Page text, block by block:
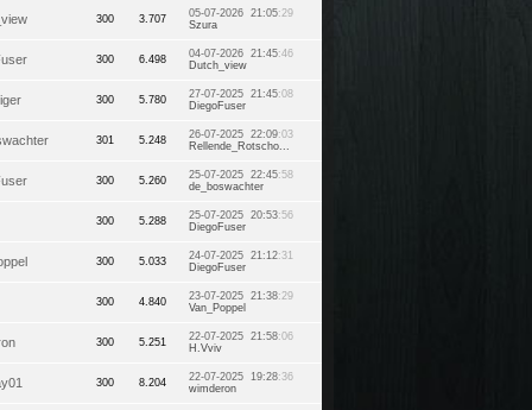
300 3.707 05-07-2026 21:05:29
Szura
300 6.498 04-07-2026 21:45:46
Dutch_view
300 5.780 27-07-2025 21:45:08
DiegoFuser
301 5.248 26-07-2025 22:09:03
Rellende_Rotscho...
300 5.260 25-07-2025 22:45:58
de_boswachter
300 5.288 25-07-2025 20:53:56
DiegoFuser
300 5.033 24-07-2025 21:12:31
DiegoFuser
300 4.840 23-07-2025 21:38:29
Van_Poppel
300 5.251 22-07-2025 21:58:06
H.Vviv
300 8.204 22-07-2025 19:28:36
wimderon